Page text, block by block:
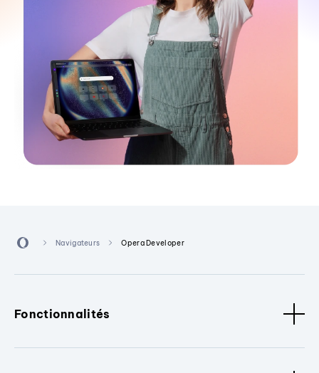
Navigateurs Opera Developer
Fonctionnalités